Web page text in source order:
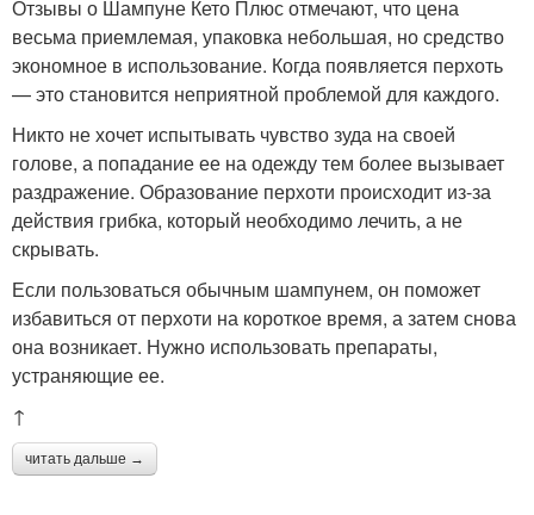
Отзывы о Шампуне Кето Плюс отмечают, что цена
весьма приемлемая, упаковка небольшая, но средство
экономное в использование. Когда появляется перхоть
— это становится неприятной проблемой для каждого.
Никто не хочет испытывать чувство зуда на своей
голове, а попадание ее на одежду тем более вызывает
раздражение. Образование перхоти происходит из-за
действия грибка, который необходимо лечить, а не
скрывать.
Если пользоваться обычным шампунем, он поможет
избавиться от перхоти на короткое время, а затем снова
она возникает. Нужно использовать препараты,
устраняющие ее.
↑
читать дальше →